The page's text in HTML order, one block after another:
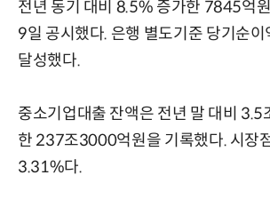
전년 동기 대비 8.5% 증가한 7845억
9일 공시했다. 은행 별도기준 당기순
달성했다.
중소기업대출 잔액은 전년 말 대비
한 237조3000억원을 기록했다. 시장
3.31%다.